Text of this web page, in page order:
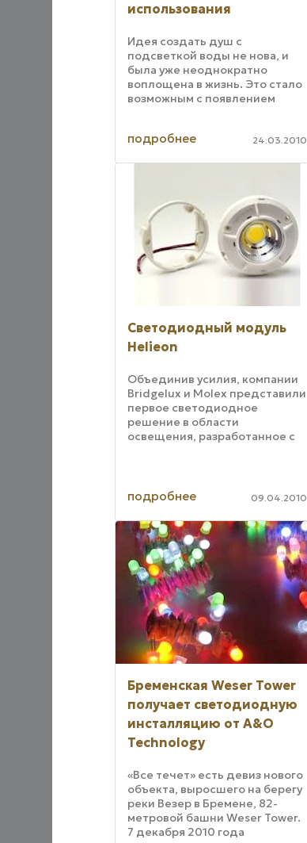
использования
Идея создать душ с
подсветкой воды не нова, и
была уже неоднократно
воплощена в жизнь. Это стало
возможным с появлением
повседневной жизни
подробнее 24.03.2010
Светодиодный модуль
Helieon
Объединив усилия, компании
Bridgelux и Molex представили
первое светодиодное
решение в области
освещения, разработанное с
освещения. Новый
Sustainable Light ...
подробнее 09.04.2010
Бременская Weser Tower
получает светодиодную
инсталляцию от A&O
Technology
«Все течет» есть девиз нового
объекта, выросшего на берегу
реки Везер в Бремене, 82-
метровой башни Weser Tower.
7 декабря 2010 года